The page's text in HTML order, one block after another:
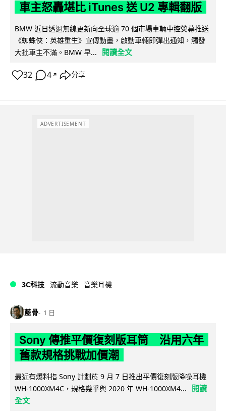
車主怒轟堪比 iTunes 送 U2 專輯翻版
BMW 近日透過無線更新向全球逾 70 個市場車輛中控熒幕推送
《蜘蛛俠：英雄重生》宣傳動畫，啟動車輛即彈出通知，觸發
大批車主不滿。BMW 早...
閱讀全文
32 4 ↗ 分享
ADVERTISEMENT
3C科技 流動音樂 音樂耳機
藍骨 1 日
Sony 傳推平價復刻版耳筒 沿用六年
舊款規格挑戰加價潮
最近有爆料指 Sony 計劃於 9 月 7 日推出平價復刻版降噪耳機
WH-1000XM4C，規格幾乎與 2020 年 WH-1000XM4...
閱讀
全文